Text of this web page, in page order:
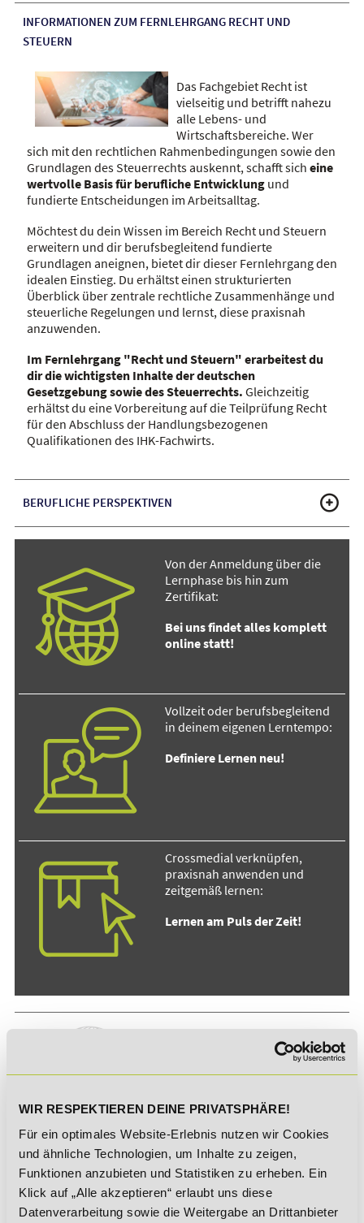
WIR RESPEKTIEREN DEINE PRIVATSPHÄRE!
Für ein optimales Website-Erlebnis nutzen wir Cookies
und ähnliche Technologien, um Inhalte zu zeigen,
Funktionen anzubieten und Statistiken zu erheben. Ein
Klick auf „Alle akzeptieren“ erlaubt uns diese
Datenverarbeitung sowie die Weitergabe an Drittanbieter
INFORMATIONEN ZUM FERNLEHRGANG RECHT UND
STEUERN
Das Fachgebiet Recht ist
vielseitig und betrifft nahezu
alle Lebens- und
Wirtschaftsbereiche. Wer
sich mit den rechtlichen Rahmenbedingungen sowie den
Grundlagen des Steuerrechts auskennt, schafft sich eine
wertvolle Basis für berufliche Entwicklungund
fundierte Entscheidungen im Arbeitsalltag.
Möchtest du dein Wissen im Bereich Recht und Steuern
erweitern und dir berufsbegleitend fundierte
Grundlagen aneignen, bietet dir dieser Fernlehrgang den
idealen Einstieg. Du erhältst einen strukturierten
Überblick über zentrale rechtliche Zusammenhänge und
steuerliche Regelungen und lernst, diese praxisnah
anzuwenden.
Im Fernlehrgang "Recht und Steuern" erarbeitest du
dir die wichtigsten Inhalte der deutschen
Gesetzgebung sowie des Steuerrechts. Gleichzeitig
erhältst du eine Vorbereitung auf die Teilprüfung Recht
für den Abschluss der Handlungsbezogenen
Qualifikationen des IHK-Fachwirts.
BERUFLICHE PERSPEKTIVEN
Von der Anmeldung über die
Lernphase bis hin zum
Zertifikat:
Bei uns findet alles komplett
online statt!
Vollzeit oder berufsbegleitend
in deinem eigenen Lerntempo:
Definiere Lernen neu!
Crossmedial verknüpfen,
praxisnah anwenden und
zeitgemäß lernen:
Lernen am Puls der Zeit!
Bildungshotline
Anruf aus dem Ausland
Rückruf vereinbaren
Kontaktformular